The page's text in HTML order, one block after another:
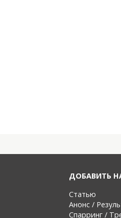
ДОБАВИТЬ
Статью
Анонс /
Спарринг /